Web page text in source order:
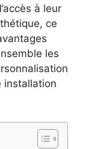
à leur
ce
les
installation